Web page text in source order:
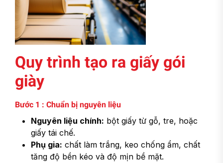
Quy trình tạo ra giấy gói
giày
Bước 1 : Chuẩn bị nguyên liệu
Nguyên liệu chính: bột giấy từ gỗ, tre, hoặc
giấy tái chế.
Phụ gia: chất làm trắng, keo chống ẩm, chất
tăng độ bền kéo và độ mịn bề mặt.